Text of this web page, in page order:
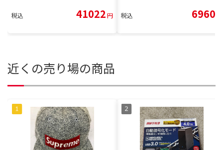
税込 41022円 税込 6960
近くの売り場の商品